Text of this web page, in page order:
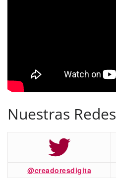
Nuestras Redes
@creadoresdigita